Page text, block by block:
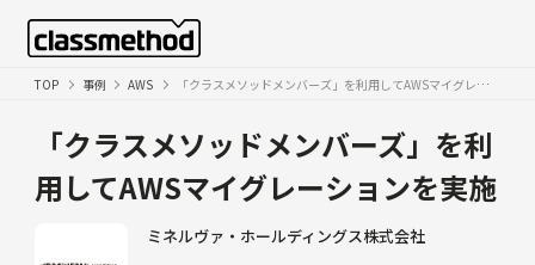
TOP 事例 AWS 「クラスメソッドメンバーズ」を利用してAWSマイグレーションを実施
「クラスメソッドメンバーズ」を利
用してAWSマイグレーションを実施
ミネルヴァ・ホールディングス株式会社